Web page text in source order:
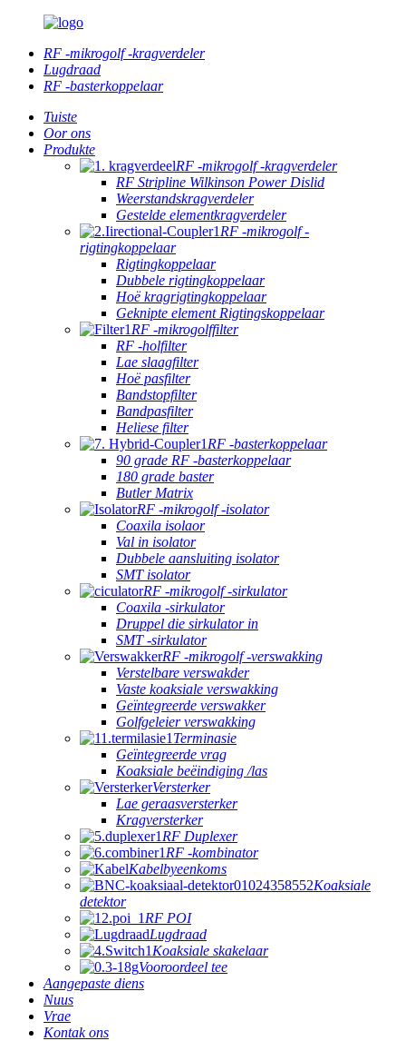
RF -mikrogolf -kragverdeler
Lugdraad
RF -basterkoppelaar
Tuiste
Oor ons
Produkte
RF -mikrogolf -kragverdeler
RF Stripline Wilkinson Power Dislid
Weerstandskragverdeler
Gestelde elementkragverdeler
RF -mikrogolf -
rigtingkoppelaar
Rigtingkoppelaar
Dubbele rigtingkoppelaar
Hoë kragrigtingkoppelaar
Geknipte element Rigtingskoppelaar
RF -mikrogolffilter
RF -holfilter
Lae slaagfilter
Hoë pasfilter
Bandstopfilter
Bandpasfilter
Heliese filter
RF -basterkoppelaar
90 grade RF -basterkoppelaar
180 grade baster
Butler Matrix
RF -mikrogolf -isolator
Coaxila isolaor
Val in isolator
Dubbele aansluiting isolator
SMT isolator
RF -mikrogolf -sirkulator
Coaxila -sirkulator
Druppel die sirkulator in
SMT -sirkulator
RF -mikrogolf -verswakking
Verstelbare verswakder
Vaste koaksiale verswakking
Geïntegreerde verswakker
Golfgeleier verswakking
Terminasie
Geïntegreerde vrag
Koaksiale beëindiging /las
Versterker
Lae geraasversterker
Kragversterker
RF Duplexer
RF -kombinator
Kabelbyeenkoms
Koaksiale
detektor
RF POI
Lugdraad
Koaksiale skakelaar
Vooroordeel tee
Aangepaste diens
Nuus
Vrae
Kontak ons